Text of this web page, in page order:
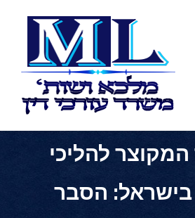
להליכי
בישראל: הסבר